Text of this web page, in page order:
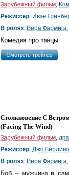
Зарубежный фильм,
Режиссер: Ивэн
В ролях: Вера Фармига,
Комедия про танцы
Cмотреть трейлер
Столкновение С
(Facing The Wind)
Зарубежный фильм,
Режиссер: Джо
В ролях: Вера Фармига,
Боб – мужчина в